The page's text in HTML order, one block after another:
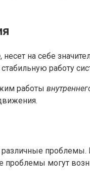
, несет на себе
работу
работы
различные
проблемы могут